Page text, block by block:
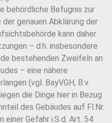
behördliche Befugnis zur
genauen Abklärung der
kann daher
– d.h. insbesondere
bestehenden Zweifeln an
– eine nähere
(vgl. BayVGH, B.v.
die Dinge hier in Bezug
des Gebäudes auf Fl.Nr.
einer Gefahr i.S.d. Art. 54